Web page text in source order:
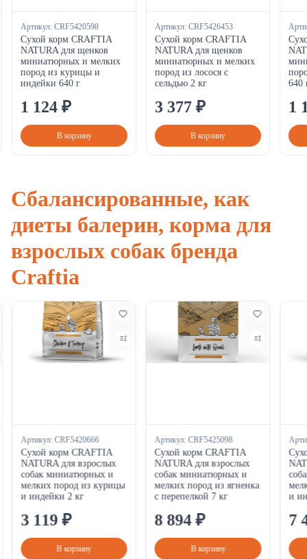
Артикул: CRF5420598
Сухой корм CRAFTIA
NATURA для щенков
миниатюрных и мелких
пород из курицы и
индейки 640 г
1 124 ₽
В корзину
Артикул: CRF5426453
Сухой корм CRAFTIA
NATURA для щенков
миниатюрных и мелких
пород из лосося с
сельдью 2 кг
3 377 ₽
В корзину
640
1
Сбалансированные, как
диеты балерин, корма для
взрослых собак бренда
Craftia
Артикул: CRF5420666
Сухой корм CRAFTIA
NATURA для взрослых
собак миниатюрных и
мелких пород из курицы
и индейки 2 кг
3 119 ₽
В корзину
Артикул: CRF5425098
Сухой корм CRAFTIA
NATURA для взрослых
собак миниатюрных и
мелких пород из ягненка
с перепелкой 7 кг
8 894 ₽
В корзину
и
7